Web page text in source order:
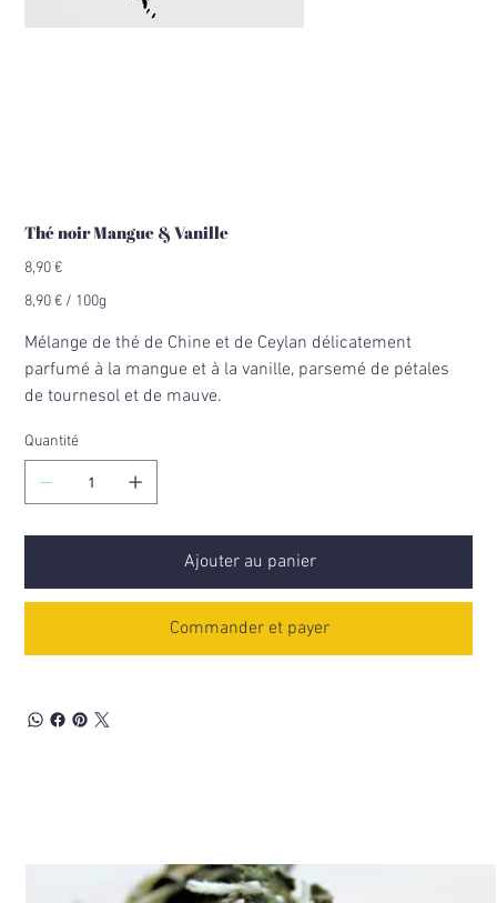
Thé noir Mangue & Vanille
Prix
8,90 €
8,90 €
par
8,90 € / 100g
Mélange de thé de Chine et de Ceylan délicatement
parfumé à la mangue et à la vanille, parsemé de pétales
de tournesol et de mauve.
Quantité
Ajouter au panier
Commander et payer